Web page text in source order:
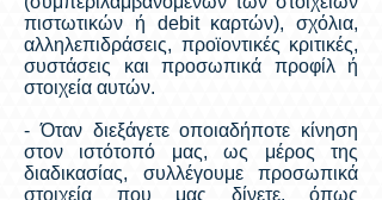
πιστωτικών ή debit καρτών), σχόλια,
αλληλεπιδράσεις, προϊοντικές κριτικές,
συστάσεις και προσωπικά προφίλ ή
στοιχεία αυτών.
- Όταν διεξάγετε οποιαδήποτε κίνηση
στον ιστότοπό μας, ως μέρος της
διαδικασίας, συλλέγουμε προσωπικά
στοιχεία που μας δίνετε, όπως